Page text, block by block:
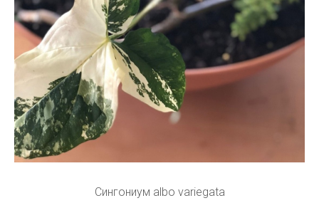
Сингониум albo variegata